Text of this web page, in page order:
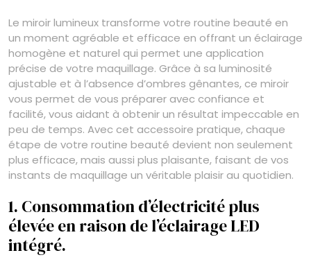
Le miroir lumineux transforme votre routine beauté en
un moment agréable et efficace en offrant un éclairage
homogène et naturel qui permet une application
précise de votre maquillage. Grâce à sa luminosité
ajustable et à l’absence d’ombres gênantes, ce miroir
vous permet de vous préparer avec confiance et
facilité, vous aidant à obtenir un résultat impeccable en
peu de temps. Avec cet accessoire pratique, chaque
étape de votre routine beauté devient non seulement
plus efficace, mais aussi plus plaisante, faisant de vos
instants de maquillage un véritable plaisir au quotidien.
1. Consommation d’électricité plus
élevée en raison de l’éclairage LED
intégré.